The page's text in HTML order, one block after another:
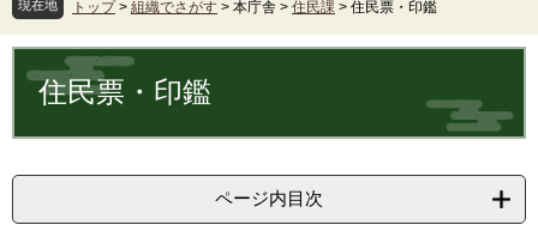
頭
で
飛
ば
へ
現在地 トップ > 組織でさがす > 本庁舎 > 住民課 > 住民票・印鑑
文 住民票・印鑑
ページ内目次